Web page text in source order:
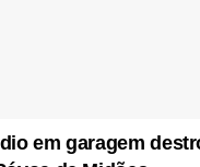
em garagem